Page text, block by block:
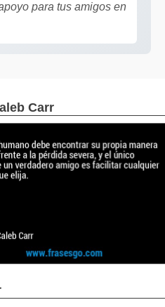
para tus amigos en
Carr